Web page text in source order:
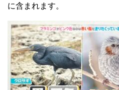
に含まれます。